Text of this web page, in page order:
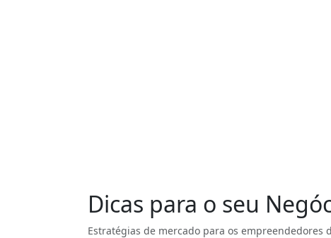
Dicas para o seu
Estratégias de mercado para os empreendedores